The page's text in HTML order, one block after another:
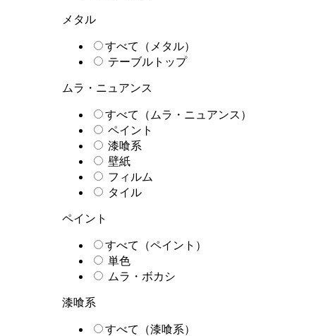
メタル
すべて（メタル）
テーブルトップ
ムラ・ニュアンス
すべて（ムラ・ニュアンス）
ペイント
漆喰系
壁紙
フィルム
タイル
ペイント
すべて（ペイント）
単色
ムラ・ボカシ
漆喰系
すべて（漆喰系）